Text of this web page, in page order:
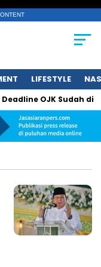
LIFESTYLE
OJK Sudah di